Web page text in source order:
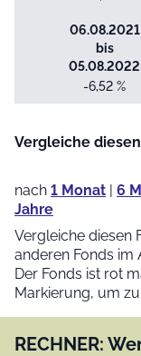
06.08.2021
bis
05.08.2022
-6,52 %
Vergleiche
nach 1 Monat | 6
Jahre
Vergleiche diesen
anderen Fonds im
Der Fonds ist rot
Markierung, um
RECHNER: